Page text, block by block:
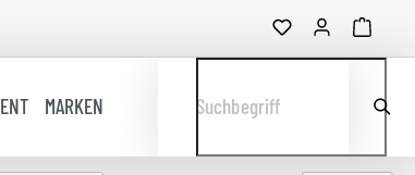
MARKEN Suchbegriff